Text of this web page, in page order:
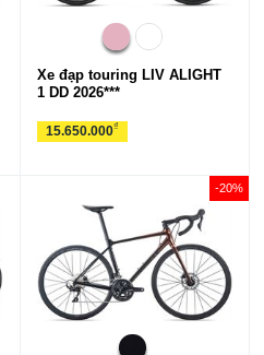
Xe đạp touring LIV ALIGHT
1 DD 2026***
15.650.000₫
-20%